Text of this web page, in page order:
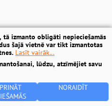
tā izmanto obligāti nepieciešamās
šajā vietnē var tikt izmantotas
Lasīt vairāk...
lūdzu, atzīmējiet savu
NORAIDĪT